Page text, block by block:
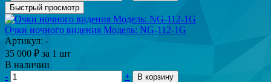
Быстрый просмотр
Очки ночного видения Модель: NG-112-1G
Артикул: -
35 000 ₽ за 1 шт
В наличии
-
+ В корзину